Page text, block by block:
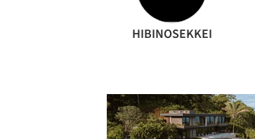
HIBINOSEKKEI